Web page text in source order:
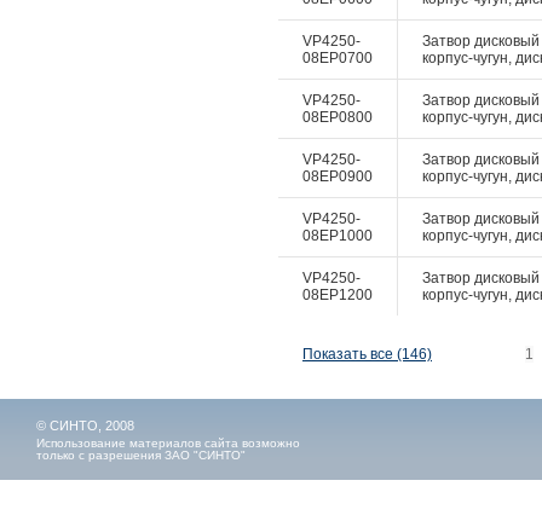
VP4250-
08EP0700
Затвор
корпус-чугун,
VP4250-
08EP0800
Затвор
корпус-чугун,
VP4250-
08EP0900
Затвор
корпус-чугун,
VP4250-
08EP1000
Затвор
корпус-чугун,
VP4250-
08EP1200
Затвор
корпус-чугун,
Показать все (146) 1
© СИНТО, 2008
Использование материалов сайта возможно
только с разрешения ЗАО "СИНТО"